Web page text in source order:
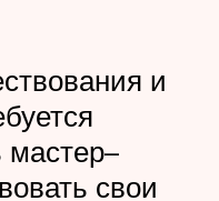
и
мастер–
свои